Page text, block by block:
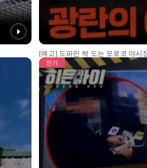
[예고] 도파민 싹 도는 모로코 야시
인기